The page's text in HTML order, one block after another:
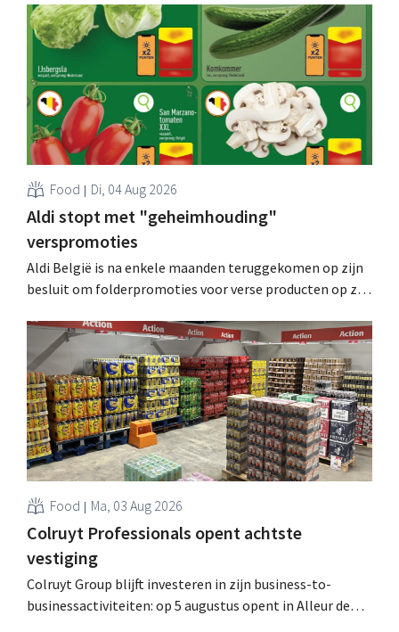
Food Di, 04 Aug 2026
Aldi stopt met "geheimhouding"
verspromoties
Aldi België is na enkele maanden teruggekomen op zijn
besluit om folderpromoties voor verse producten op zijn
werking treden: "Onze klanten willen goed
geïnformeerd worden." .
Food Ma, 03 Aug 2026
Colruyt Professionals opent achtste
vestiging
Colruyt Group blijft investeren in zijn business-to-
businessactiviteiten: op 5 augustus opent in Alleur de